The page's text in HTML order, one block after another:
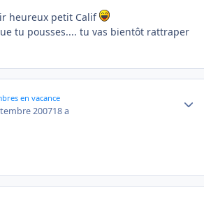
heureux petit Calif
tu pousses.... tu vas bientôt rattraper
en vacance
200718 a